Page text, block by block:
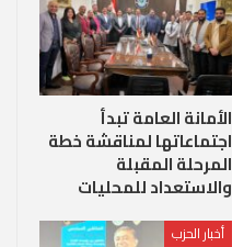
الأمانة العامة تبدأ
اجتماعاتها لمناقشة خطة
المرحلة المقبلة
والاستعداد للمحليات
أخبار الحزب